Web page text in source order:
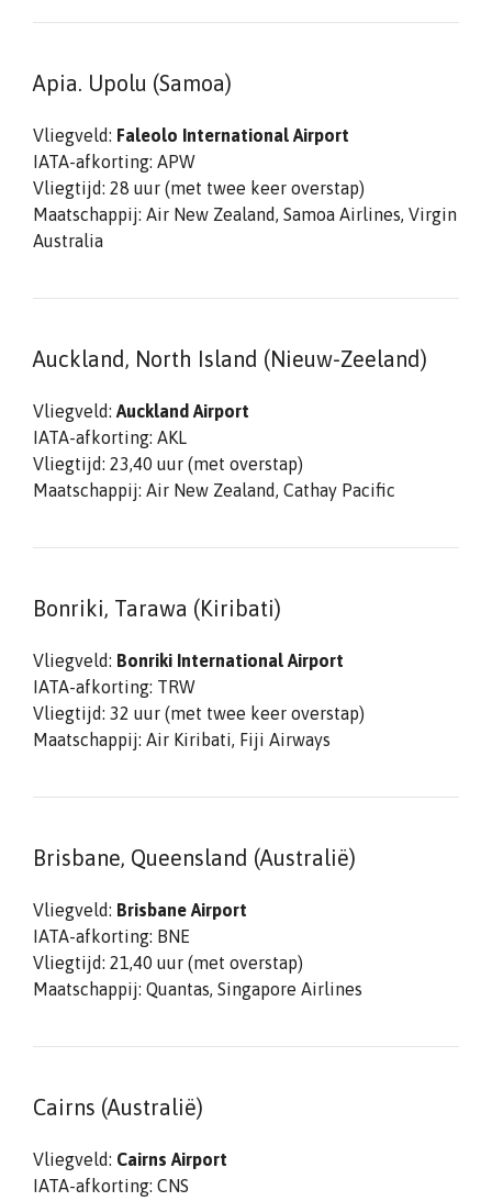
Apia. Upolu (Samoa)
Vliegveld: Faleolo International Airport
IATA-afkorting: APW
Vliegtijd: 28 uur (met twee keer overstap)
Maatschappij: Air New Zealand, Samoa Airlines, Virgin
Australia
Auckland, North Island (Nieuw-Zeeland)
Vliegveld: Auckland Airport
IATA-afkorting: AKL
Vliegtijd: 23,40 uur (met overstap)
Maatschappij: Air New Zealand, Cathay Pacific
Bonriki, Tarawa (Kiribati)
Vliegveld: Bonriki International Airport
IATA-afkorting: TRW
Vliegtijd: 32 uur (met twee keer overstap)
Maatschappij: Air Kiribati, Fiji Airways
Brisbane, Queensland (Australië)
Vliegveld: Brisbane Airport
IATA-afkorting: BNE
Vliegtijd: 21,40 uur (met overstap)
Maatschappij: Quantas, Singapore Airlines
Cairns (Australië)
Vliegveld: Cairns Airport
IATA-afkorting: CNS